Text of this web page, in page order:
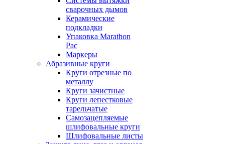
сварочных дымов
Керамические
подкладки
Упаковка Marathon
Pac
Маркеры
Абразивные круги
Круги отрезные по
металлу
Круги зачистные
Круги лепестковые
тарельчатые
Самозацепляемые
шлифовальные круги
Шлифовальные листы